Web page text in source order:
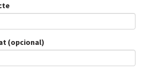
(opcional)